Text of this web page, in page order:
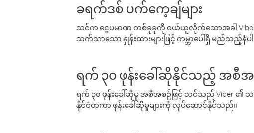
ခရက်ဒစ် ပက်ကေ့ချ်များ
သင်က ငွေပမာဏ တစ်ခုခုကို ဝယ်ယူလိုက်သောအခါ
သက်သာသော နှုန်းထားများဖြင့် ကမ္ဘာပေါ်ရှိ မည်သည့်
ရက် ၃၀ ဖုန်းခေါ်ဆိုနိုင်သည့် အစီအစ
ရက် ၃၀ ဖုန်းခေါ်ဆိုမှု အစီအစဉ်ဖြင့် သင်သည် Viber ၏
နိုင်ငံတကာ ဖုန်းခေါ်ဆိုမှုများကို လုပ်ဆောင်နိုင်သည်။